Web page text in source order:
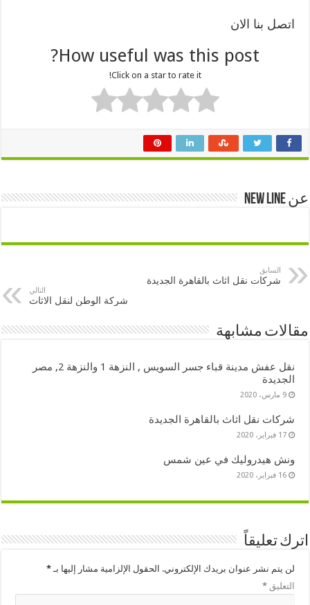
اتصل بنا الان
How useful was this post?
Click on a star to rate it!
عن New Line
السابق
شركات نقل اثاث بالقاهرة الجديدة
التالي
شركة الوطن لنقل الاثاث
مقالات مشابهة
نقل عفش مدينة قباء جسر السويس , النزهة 1 والنزهة 2, مصر
الجديدة
9 مارس، 2020
شركات نقل اثاث بالقاهرة الجديدة
17 فبراير، 2020
ونش هيدروليك في عين شمس
16 فبراير، 2020
اترك تعليقاً
لن يتم نشر عنوان بريدك الإلكتروني. الحقول الإلزامية مشار إليها بـ*
التعليق*